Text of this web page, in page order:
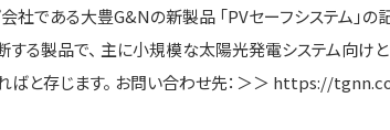
である大豊G&Nの新製品 「PVセーフシステム」の
る製品で、 主に小規模な太陽光発電システム向け
ばと存じます。 お問い合わせ先：＞＞ https://